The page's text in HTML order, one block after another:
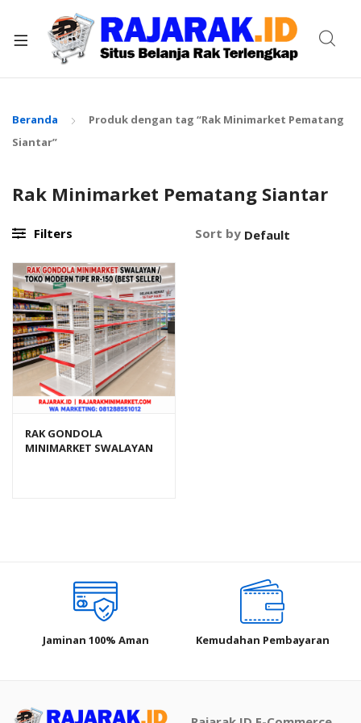
Beranda
Produk dengan tag “Rak Minimarket Pematang
Siantar”
Rak Minimarket Pematang Siantar
Filters Sort by
RAK GONDOLA
MINIMARKET SWALAYAN
Jaminan 100% Aman Kemudahan Pembayaran